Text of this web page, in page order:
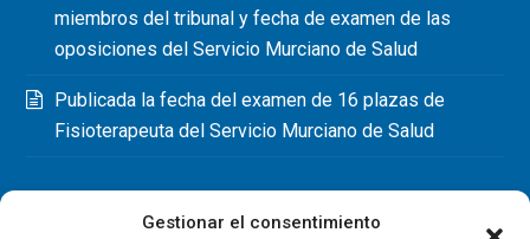
Gestionar el consentimiento
miembros del tribunal y fecha de examen de las
oposiciones del Servicio Murciano de Salud
Publicada la fecha del examen de 16 plazas de
Fisioterapeuta del Servicio Murciano de Salud